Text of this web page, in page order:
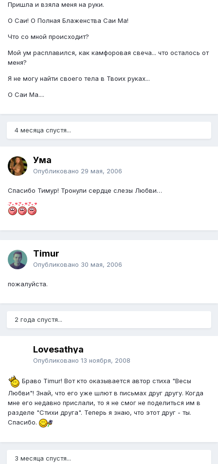
Пришла и взяла меня на руки.
О Саи! О Полная Блаженства Саи Ма!
Что со мной происходит?
Мой ум расплавился, как камфоровая свеча... что осталось от
меня?
Я не могу найти своего тела в Твоих руках...
О Саи Ма....
4 месяца спустя...
Ума
Опубликовано 29 мая, 2006
Спасибо Тимур! Тронули сердце слезы Любви…
Timur
Опубликовано 30 мая, 2006
пожалуйста.
2 года спустя...
Lovesathya
Опубликовано 13 ноября, 2008
Браво Timur! Вот кто оказывается автор стиха "Весы
Любви"! Знай, что его уже шлют в письмах друг другу. Когда
мне его недавно прислали, то я не смог не поделиться им в
разделе "Стихи друга". Теперь я знаю, что этот друг - ты.
Спасибо.
3 месяца спустя...